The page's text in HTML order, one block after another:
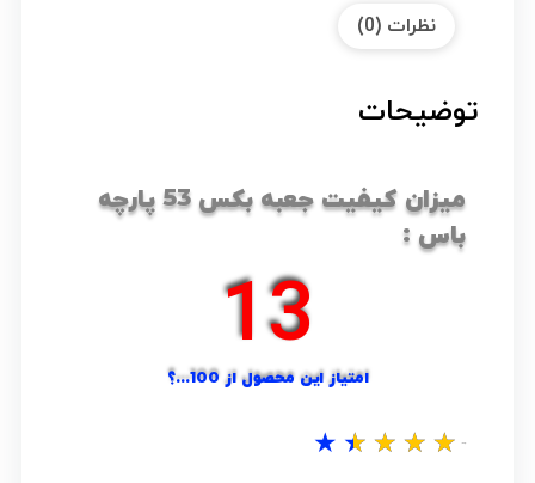
نظرات (0)
توضیحات
میزان کیفیت جعبه بکس 53 پارچه
باس :
امتیاز این محصول از 100...؟
17
★
★
★
★
★